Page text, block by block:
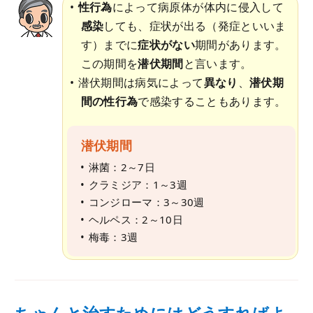
性行為によって病原体が体内に侵入して
感染しても、症状が出る（発症といいま
す）までに症状がない期間があります。
この期間を潜伏期間と言います。
潜伏期間は病気によって異なり 、 潜伏期
間の性行為で感染することもあります。
潜伏期間
淋菌：2～7日
クラミジア：1～3週
コンジローマ：3～30週
ヘルペス：2～10日
梅毒：3週